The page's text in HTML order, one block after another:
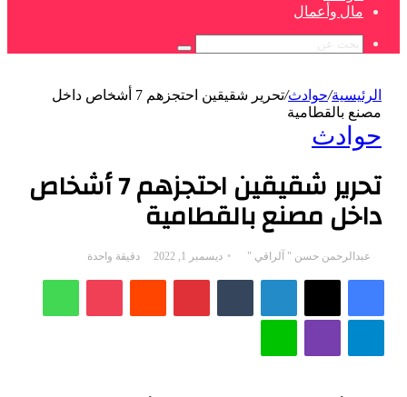
مال وأعمال
بحث
الرئيسية/حوادث/
تحرير شقيقين احتجزهم 7 أشخاص داخل
مصنع بالقطامية
حوادث
تحرير شقيقين احتجزهم 7 أشخاص
داخل مصنع بالقطامية
عبدالرحمن حسن " آلراقي "
على
أرسل
بريدا
ديسمبر 1, 2022 دقيقة واحدة
فيسبوك‫X لينكدإن بينتيريست ‫Pocket واتساب
تيلقرام ڤايبر لاين